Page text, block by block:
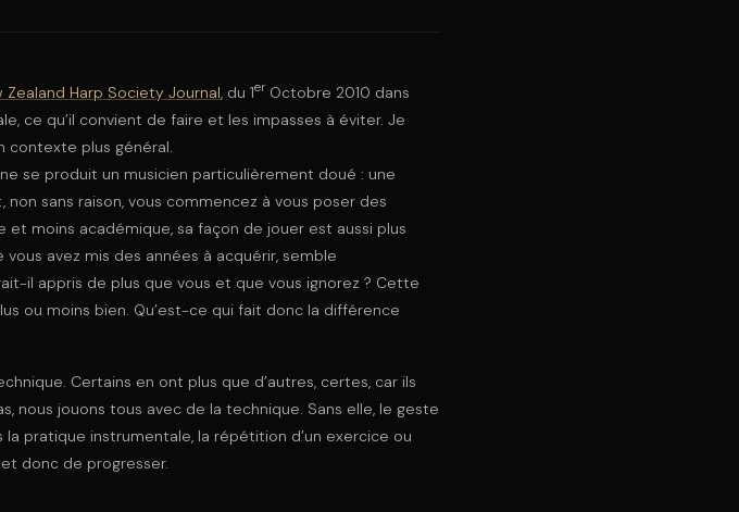
Zealand Harp Society Journal, du 1er Octobre 2010 dans
ce qu’il convient de faire et les impasses à éviter. Je
contexte plus général.
se produit un musicien particulièrement doué : une
sans raison, vous commencez à vous poser des
moins académique, sa façon de jouer est aussi plus
avez mis des années à acquérir, semble
il appris de plus que vous et que vous ignorez ? Cette
ou moins bien. Qu’est-ce qui fait donc la différence
Certains en ont plus que d’autres, certes, car ils
nous jouons tous avec de la technique. Sans elle, le geste
pratique instrumentale, la répétition d’un exercice ou
donc de progresser.